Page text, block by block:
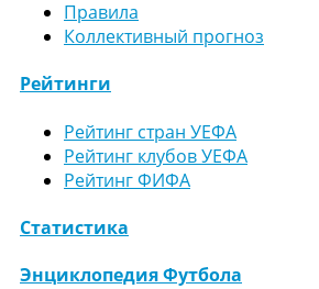
Правила
Коллективный прогноз
Рейтинги
Рейтинг стран УЕФА
Рейтинг клубов УЕФА
Рейтинг ФИФА
Статистика
Энциклопедия Футбола